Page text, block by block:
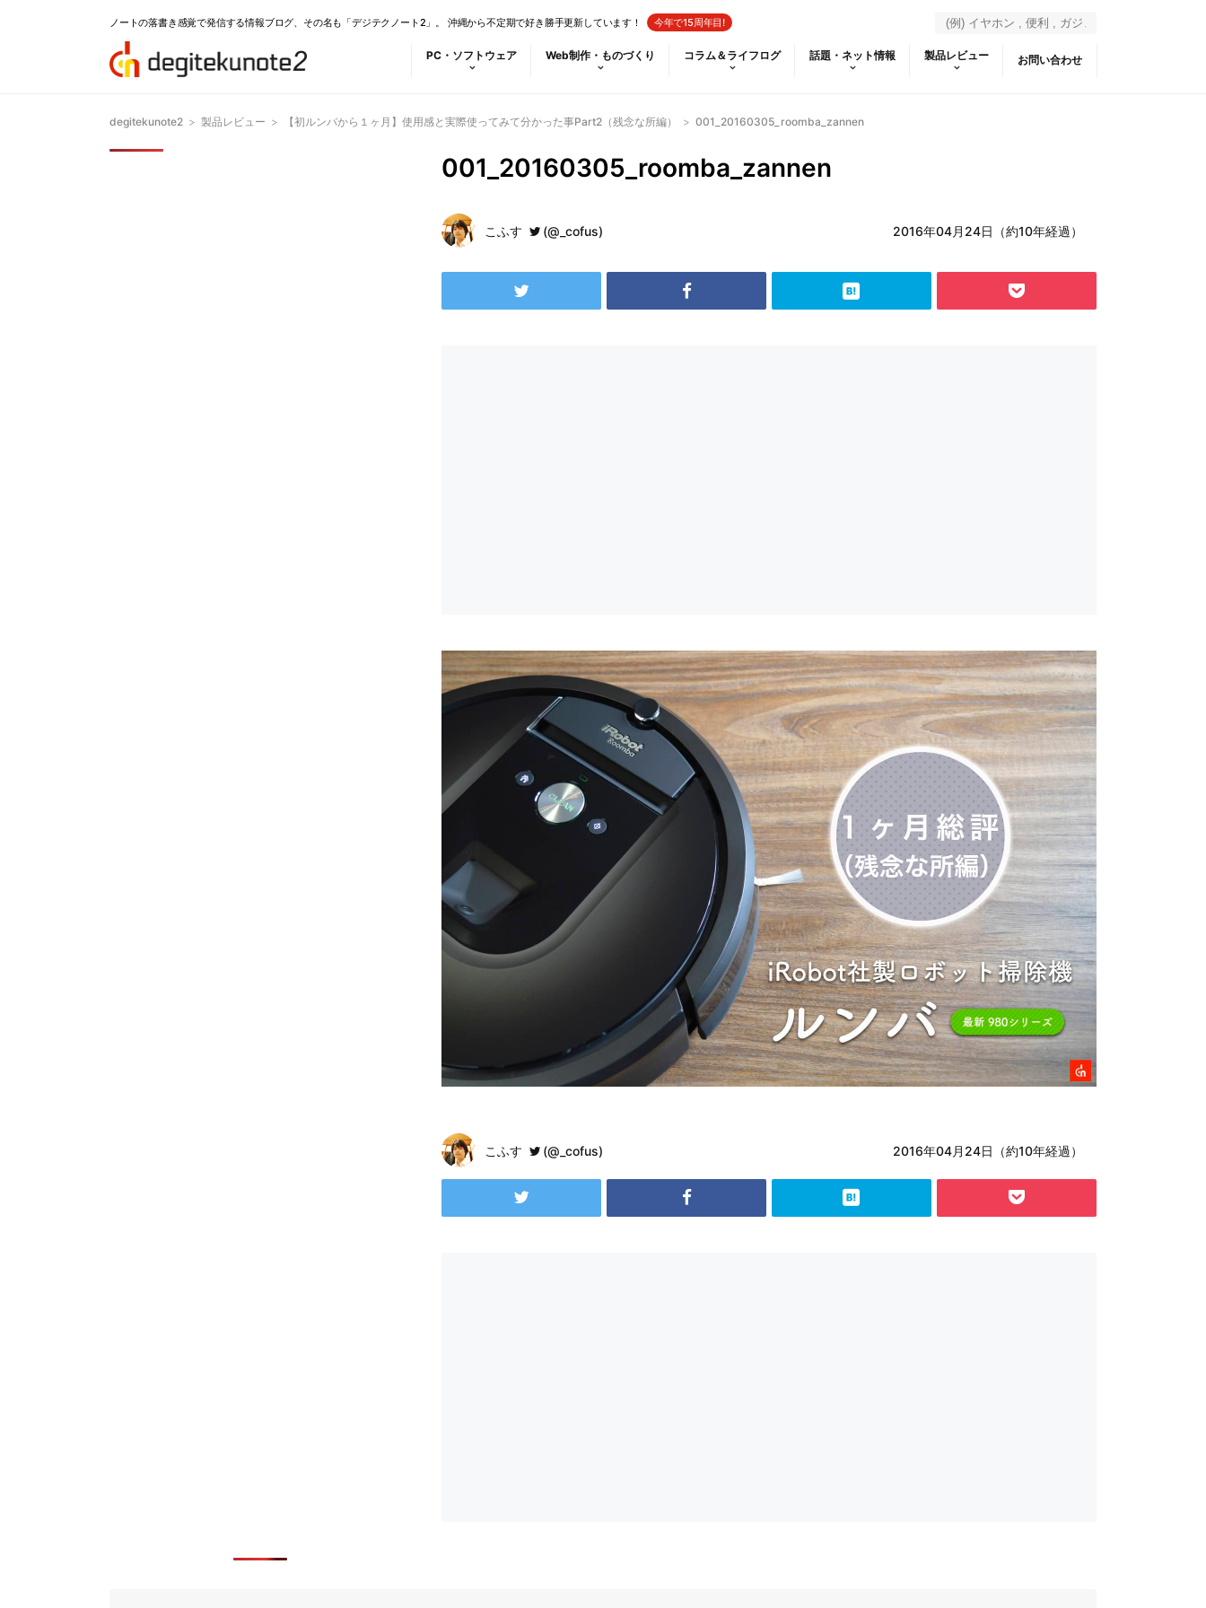
ノートの落書き感覚で発信する情報ブログ、その名も「デジテクノート2」。 沖縄から不定期で好き勝手更新しています！ 今年で15周年目!
PC・ソフトウェア Web制作・ものづくり コラム＆ライフログ 話題・ネット情報 製品レビュー お問い合わせ
degitekunote2 > 製品レビュー > 【初ルンバから１ヶ月】使用感と実際使ってみて分かった事Part2（残念な所編） > 001_20160305_roomba_zannen
001_20160305_roomba_zannen
こふす (@_cofus) 2016年04月24日（約10年経過）
こふす (@_cofus) 2016年04月24日（約10年経過）